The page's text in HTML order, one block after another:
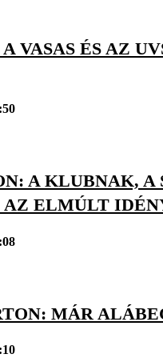
VASAS ÉS AZ
A KLUBNAK,
ELMÚLT
MÁR